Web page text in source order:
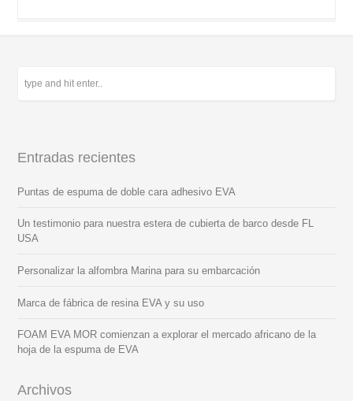
Entradas recientes
Puntas de espuma de doble cara adhesivo EVA
Un testimonio para nuestra estera de cubierta de barco desde FL
USA
Personalizar la alfombra Marina para su embarcación
Marca de fábrica de resina EVA y su uso
FOAM EVA MOR comienzan a explorar el mercado africano de la
hoja de la espuma de EVA
Archivos